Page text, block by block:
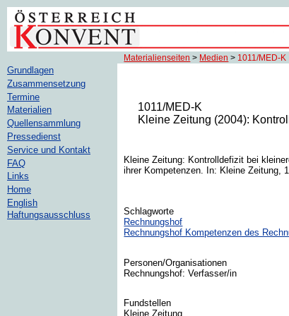
Materialienseiten > Medien > 1011/MED-K
1011/MED-K
Kleine Zeitung (2004):
Kleine Zeitung: Kontrolldefizit bei
ihrer Kompetenzen. In: Kleine Zeitung,
Schlagworte
Rechnungshof
Rechnungshof Kompetenzen des
Personen/Organisationen
Rechnungshof: Verfasser/in
Fundstellen
Kleine Zeitung
Grundlagen
Zusammensetzung
Termine
Materialien
Quellensammlung
Pressedienst
Service und Kontakt
FAQ
Links
Home
English
Haftungsausschluss